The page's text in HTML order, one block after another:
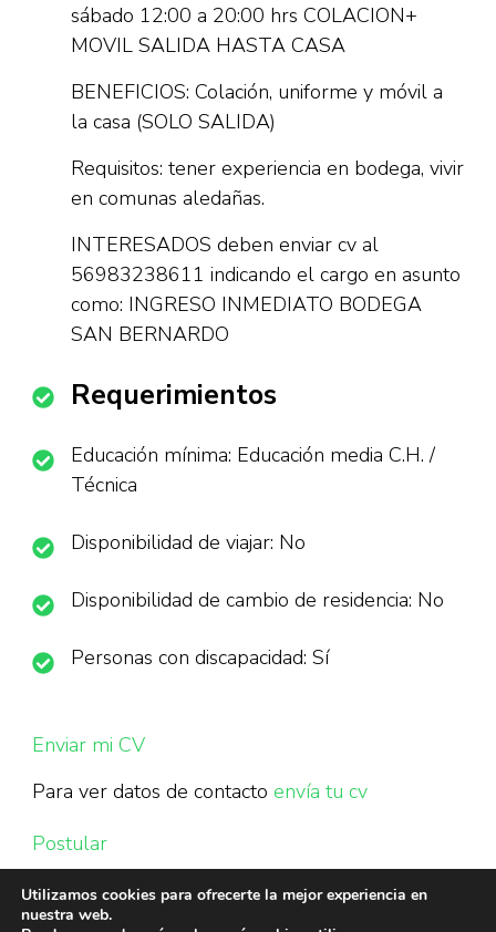
sábado 12:00 a 20:00 hrs COLACION+
MOVIL SALIDA HASTA CASA
BENEFICIOS: Colación, uniforme y móvil a
la casa (SOLO SALIDA)
Requisitos: tener experiencia en bodega, vivir
en comunas aledañas.
INTERESADOS deben enviar cv al
56983238611 indicando el cargo en asunto
como: INGRESO INMEDIATO BODEGA
SAN BERNARDO
Requerimientos
Educación mínima: Educación media C.H. /
Técnica
Disponibilidad de viajar: No
Disponibilidad de cambio de residencia: No
Personas con discapacidad: Sí
Enviar mi CV
Para ver datos de contacto envía tu cv
Postular
Utilizamos cookies para ofrecerte la mejor experiencia en
nuestra web.